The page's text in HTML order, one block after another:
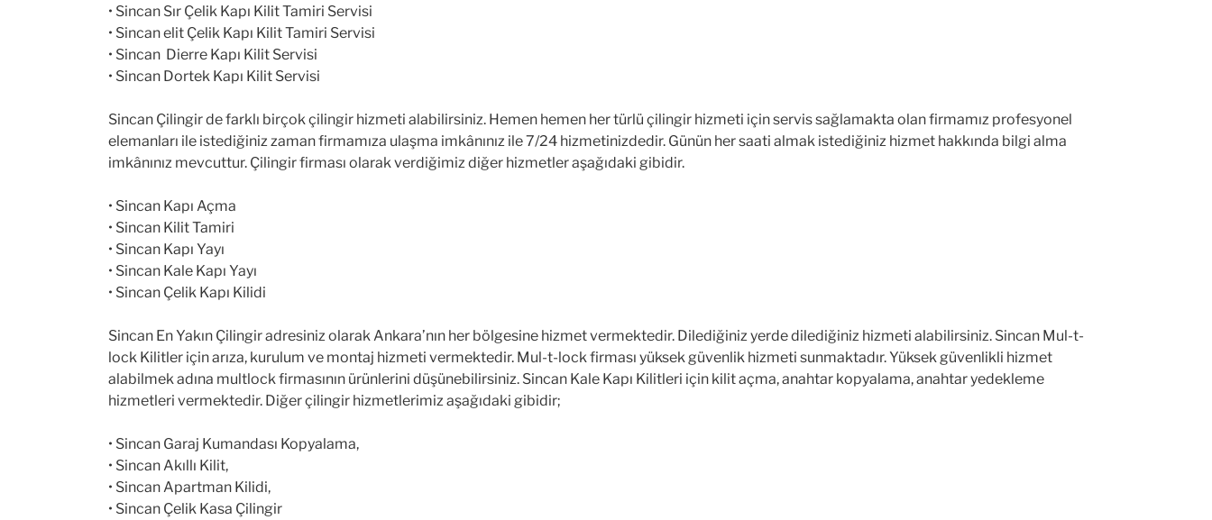
• Sincan Sır Çelik Kapı Kilit Tamiri Servisi
• Sincan elit Çelik Kapı Kilit Tamiri Servisi
• Sincan Dierre Kapı Kilit Servisi
• Sincan Dortek Kapı Kilit Servisi
Sincan Çilingir de farklı birçok çilingir hizmeti alabilirsiniz. Hemen hemen her türlü çilingir hizmeti için servis sağlamakta olan firmamız profesyonel
elemanları ile istediğiniz zaman firmamıza ulaşma imkânınız ile 7/24 hizmetinizdedir. Günün her saati almak istediğiniz hizmet hakkında bilgi alma
imkânınız mevcuttur. Çilingir firması olarak verdiğimiz diğer hizmetler aşağıdaki gibidir.
• Sincan Kapı Açma
• Sincan Kilit Tamiri
• Sincan Kapı Yayı
• Sincan Kale Kapı Yayı
• Sincan Çelik Kapı Kilidi
Sincan En Yakın Çilingir adresiniz olarak Ankara’nın her bölgesine hizmet vermektedir. Dilediğiniz yerde dilediğiniz hizmeti alabilirsiniz. Sincan Mul-t-
lock Kilitler için arıza, kurulum ve montaj hizmeti vermektedir. Mul-t-lock firması yüksek güvenlik hizmeti sunmaktadır. Yüksek güvenlikli hizmet
alabilmek adına multlock firmasının ürünlerini düşünebilirsiniz. Sincan Kale Kapı Kilitleri için kilit açma, anahtar kopyalama, anahtar yedekleme
hizmetleri vermektedir. Diğer çilingir hizmetlerimiz aşağıdaki gibidir;
• Sincan Garaj Kumandası Kopyalama,
• Sincan Akıllı Kilit,
• Sincan Apartman Kilidi,
• Sincan Çelik Kasa Çilingir